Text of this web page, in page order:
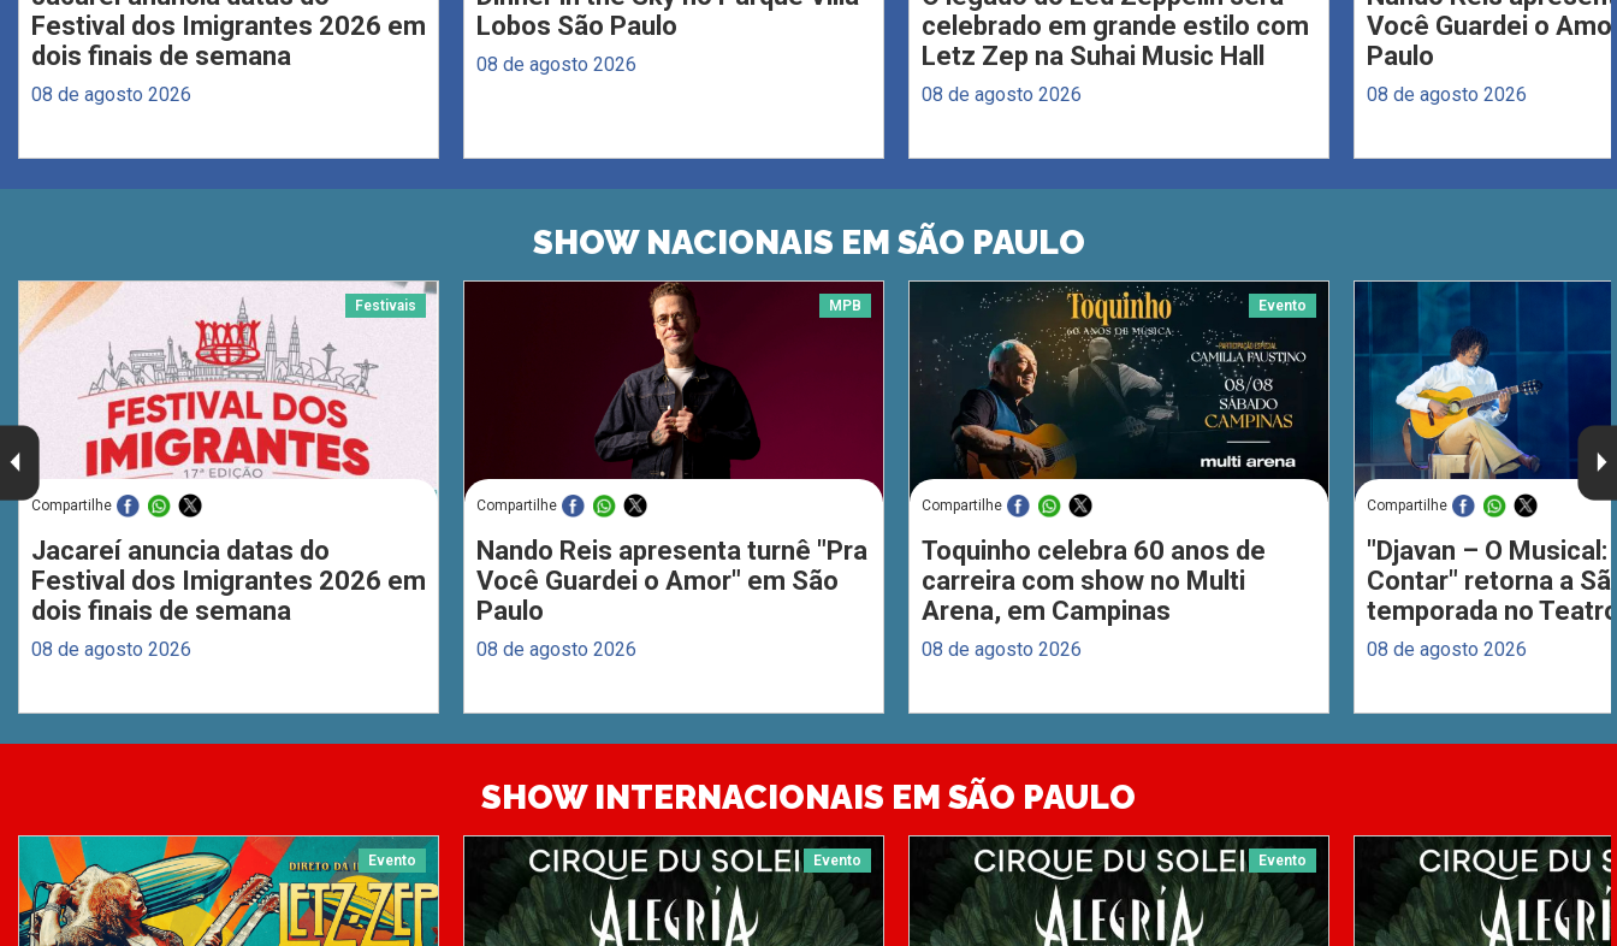
Festival dos Imigrantes 2026 em
dois finais de semana
08 de agosto 2026
Lobos São Paulo
08 de agosto 2026
celebrado em grande estilo com
Letz Zep na Suhai Music Hall
08 de agosto 2026
Você Guardei o
Paulo
08 de agosto 2026
SHOW NACIONAIS EM SÃO PAULO
Festivais
Compartilhe
Jacareí anuncia datas do
Festival dos Imigrantes 2026 em
dois finais de semana
08 de agosto 2026
MPB
Compartilhe
Nando Reis apresenta turnê "Pra
Você Guardei o Amor" em São
Paulo
08 de agosto 2026
Evento
Compartilhe
Toquinho celebra 60 anos de
carreira com show no Multi
Arena, em Campinas
08 de agosto 2026
Compartilhe
"Djavan – O Musical:
Contar" retorna a
temporada no
08 de agosto 2026
SHOW INTERNACIONAIS EM SÃO PAULO
Evento Evento Evento